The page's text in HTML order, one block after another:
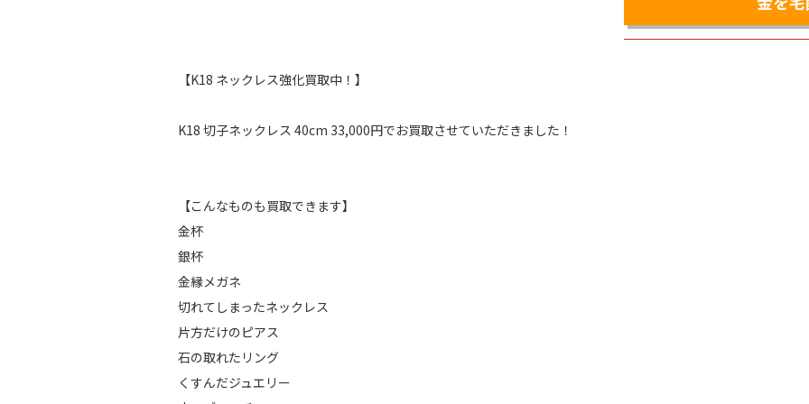
【K18 ネックレス強化買取中！】
K18 切子ネックレス 40cm 33,000円でお買取させていただきました！
【こんなものも買取できます】
金杯
銀杯
金縁メガネ
切れてしまったネックレス
片方だけのピアス
石の取れたリング
くすんだジュエリー